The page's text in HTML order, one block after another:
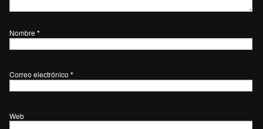
Nombre *
Correo electrónico *
Web